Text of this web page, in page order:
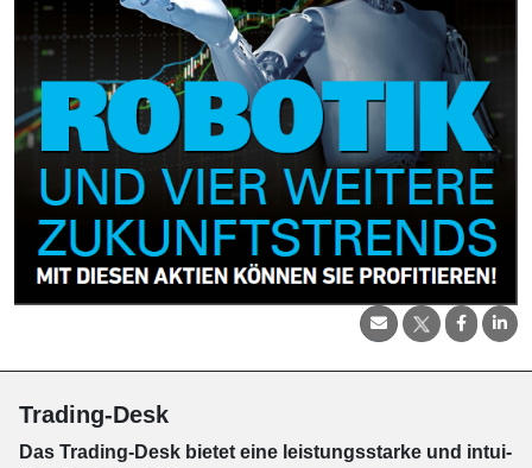
Trading-Desk
Das Trading-Desk bie­tet eine leis­tungs­star­ke und in­tui­